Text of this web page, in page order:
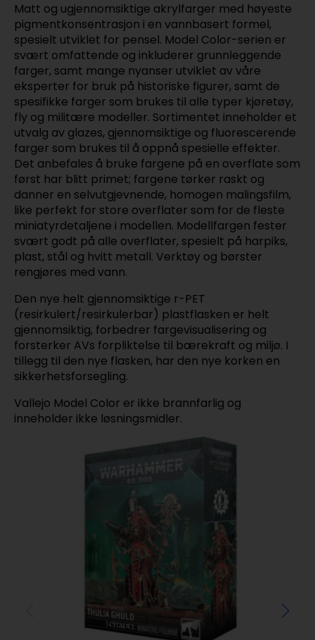
Matt og ugjennomsiktige akrylfarger med høyeste
pigmentkonsentrasjon i en vannbasert formel,
spesielt utviklet for pensel. Model Color-serien er
svært omfattende og inkluderer grunnleggende
farger, samt mange nyanser utviklet av våre
eksperter for bruk på historiske figurer, samt de
spesifikke farger som brukes til alle typer kjøretøy,
fly og militære modeller. Sortimentet inneholder et
utvalg av glazes, gjennomsiktige og fluorescerende
farger som brukes til å oppnå spesielle effekter.
Det anbefales å bruke fargene på en overflate som
først har blitt primet; fargene tørker raskt og
danner en selvutgjevnende, homogen malingsfilm,
like perfekt for store overflater som for de fleste
miniatyrdetaljene i modellen. Modellfargen fester
svært godt på alle overflater, spesielt på harpiks,
plast, stål og hvitt metall. Verktøy og børster
rengjøres med vann.
Den nye helt gjennomsiktige r-PET
(resirkulert/resirkulerbar) plastflasken er helt
gjennomsiktig, forbedrer fargevisualisering og
forsterker AVs forpliktelse til bærekraft og miljø. I
tillegg til den nye flasken, har den nye korken en
sikkerhetsforsegling.
Vallejo Model Color er ikke brannfarlig og
inneholder ikke løsningsmidler.